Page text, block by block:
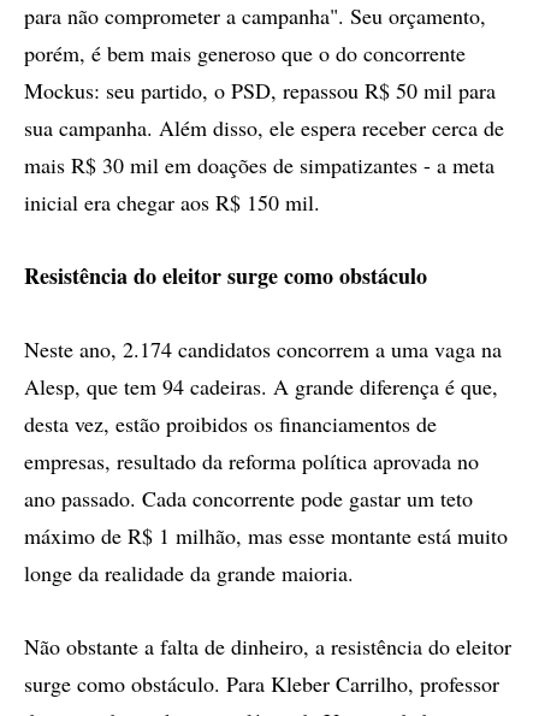
para não comprometer a campanha". Seu orçamento,
porém, é bem mais generoso que o do concorrente
Mockus: seu partido, o PSD, repassou R$ 50 mil para
sua campanha. Além disso, ele espera receber cerca de
mais R$ 30 mil em doações de simpatizantes - a meta
inicial era chegar aos R$ 150 mil.
Resistência do eleitor surge como obstáculo
Neste ano, 2.174 candidatos concorrem a uma vaga na
Alesp, que tem 94 cadeiras. A grande diferença é que,
desta vez, estão proibidos os financiamentos de
empresas, resultado da reforma política aprovada no
ano passado. Cada concorrente pode gastar um teto
máximo de R$ 1 milhão, mas esse montante está muito
longe da realidade da grande maioria.
Não obstante a falta de dinheiro, a resistência do eleitor
surge como obstáculo. Para Kleber Carrilho, professor